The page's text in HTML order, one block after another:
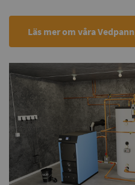
Läs mer om våra